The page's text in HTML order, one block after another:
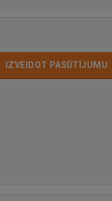
IZVEIDOT PASŪTĪJUMU